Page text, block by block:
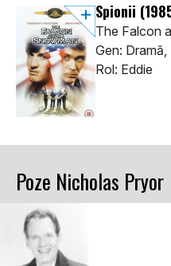
Spionii
The Falcon
Gen: Dramă,
Rol: Eddie
Poze Nicholas Pryor